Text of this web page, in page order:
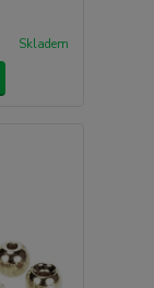
Skladem